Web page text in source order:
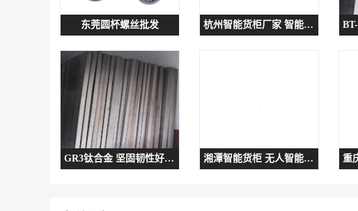
东莞圆杯螺丝批发 杭州智能货柜厂家 智能存储货柜价格
GR3钛合金 坚固韧性好 表面渗氮钛合金增强耐磨抗蚀性 湘潭智能货柜 无人智能货柜销售